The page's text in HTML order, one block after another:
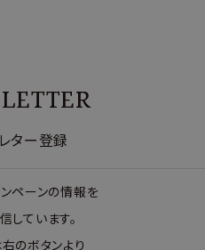
ター登録
ペーンの情報を
しています。
のボタンより